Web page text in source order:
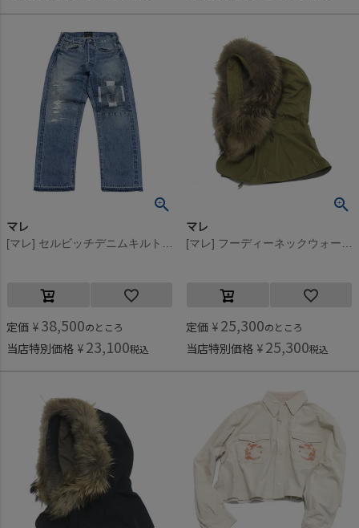
マレ
定価 ¥ 38,500のところ
当店特別価格 ¥ 23,100税込
マレ
定価 ¥ 25,300のところ
当店特別価格 ¥ 25,300税込